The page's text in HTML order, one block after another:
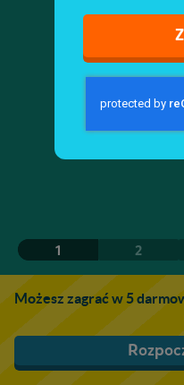
1 2
Możesz zagrać w 5